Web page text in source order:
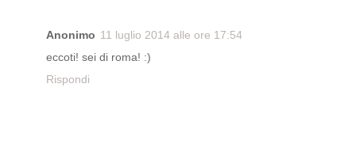
Anonimo 11 luglio 2014 alle ore 17:54
eccoti! sei di roma! :)
Rispondi